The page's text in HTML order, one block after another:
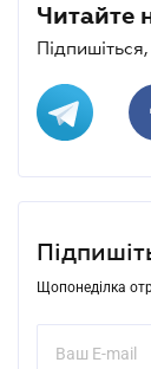
Читайте
Щопонеділка